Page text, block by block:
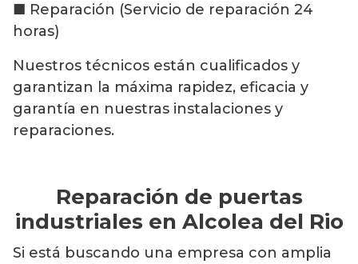
■ Reparación (Servicio de reparación 24
horas)
Nuestros técnicos están cualificados y
garantizan la máxima rapidez, eficacia y
garantía en nuestras instalaciones y
reparaciones.
Reparación de puertas
industriales en Alcolea del Rio
Si está buscando una empresa con amplia